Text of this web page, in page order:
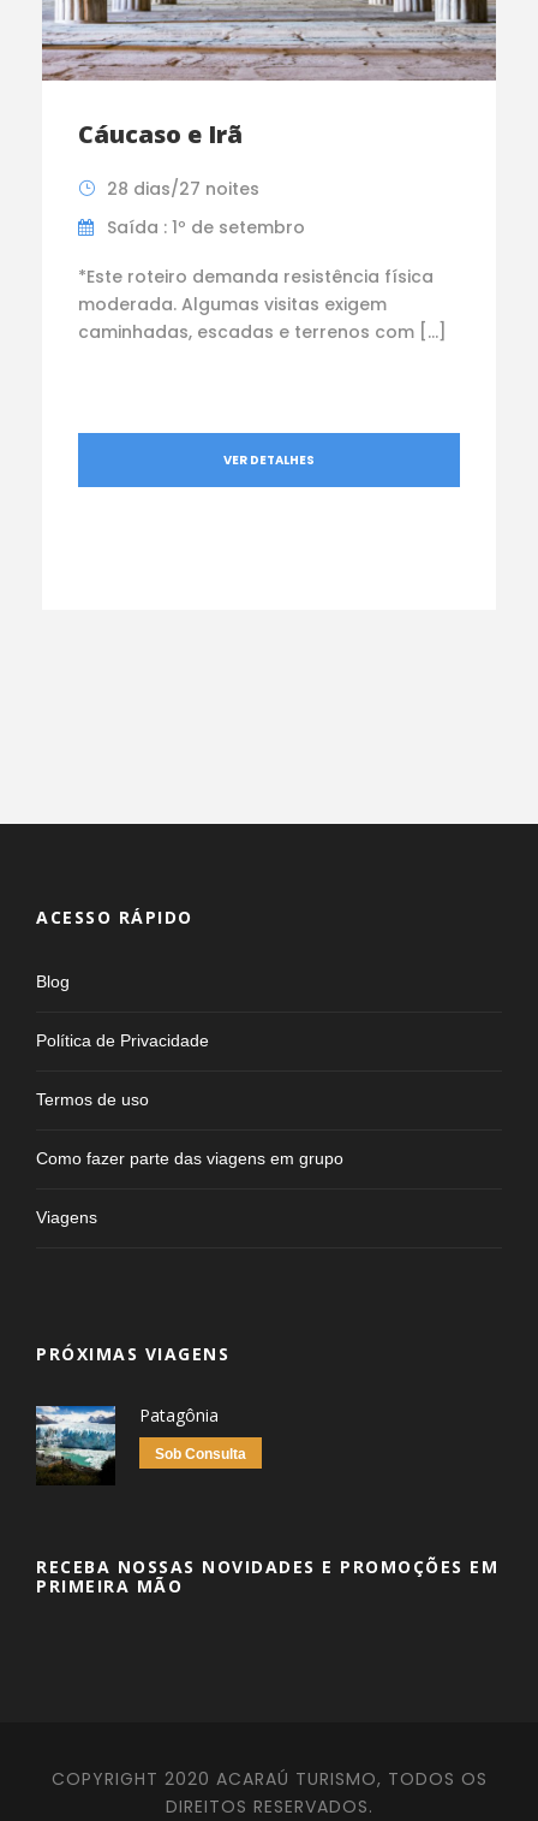
Cáucaso e Irã
28 dias/27 noites
Saída : 1º de setembro
*Este roteiro demanda resistência física
moderada. Algumas visitas exigem
caminhadas, escadas e terrenos com […]
VER DETALHES
ACESSO RÁPIDO
Blog
Política de Privacidade
Termos de uso
Como fazer parte das viagens em grupo
Viagens
PRÓXIMAS VIAGENS
Patagônia
Sob Consulta
RECEBA NOSSAS NOVIDADES E PROMOÇÕES EM
PRIMEIRA MÃO
COPYRIGHT 2020 ACARAÚ TURISMO, TODOS OS
DIREITOS RESERVADOS.